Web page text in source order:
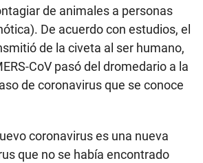
de animales a personas
De acuerdo con estudios, el
de la civeta al ser humano,
CoV pasó del dromedario a la
de coronavirus que se conoce
coronavirus es una nueva
que no se había encontrado